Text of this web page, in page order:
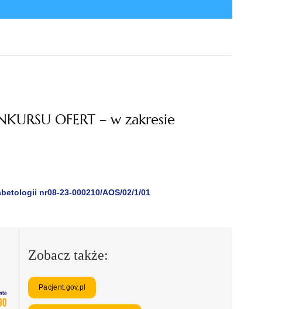
OFERT – w zakresie
nr08-23-000210/AOS/02/1/01
Zobacz także:
Pacjent.gov.pl